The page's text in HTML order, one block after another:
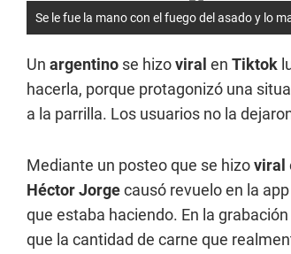
Se le fue la mano con el fuego del asado y lo
Un argentino se hizoviral en Tiktok
hacerla, porque protagonizó una
a la parrilla. Los usuarios no la
Mediante un posteo que se hizoviral
Héctor Jorgecausó revuelo en la
que estaba haciendo. En la
que la cantidad de carne que